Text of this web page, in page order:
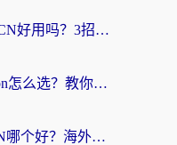
海外党必看：云极和KanCN好用吗？3招教你选对回国加速器（附免费VPN避坑指南）
海外党必看：国内下载vpn怎么选？教你无缝访问国内资源的实用指南
Quickback和极速穿梭VPN哪个好？海外党亲测3招选对回国加速器，看这篇就够了